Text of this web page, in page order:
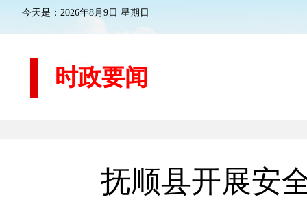
今天是：2026年8月9日 星期日
时政要闻
抚顺县开展安